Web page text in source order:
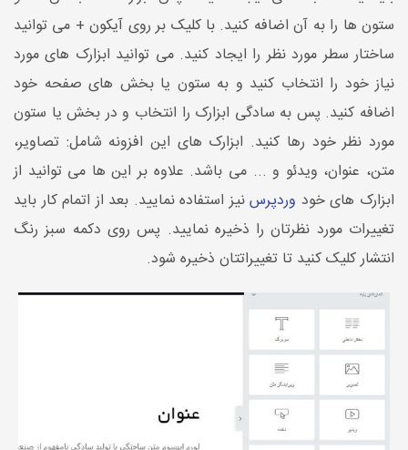
ستون ها را به آن اضافه کنید. با کلیک بر روی آیکون + می توانید
ساختار سطر مورد نظر را ایجاد کنید. می توانید ابزارک های مورد
نیاز خود را انتخاب کنید و به ستون یا بخش های صفحه خود
اضافه کنید. پس به سادگی ابزارک را انتخاب و در بخش یا ستون
مورد نظر خود رها کنید. ابزارک های این افزونه شامل: تصاویر،
متن، عنوان، ویدئو و ... می باشد. علاوه بر این ها می توانید از
ابزارک های خود وردپرسنیز استفاده نمایید. بعد از اتمام کار باید
تغییرات مورد نظرتان را ذخیره نمایید. پس روی دکمه سبز رنگ
انتشار کلیک کنید تا تغییراتتان ذخیره شود.